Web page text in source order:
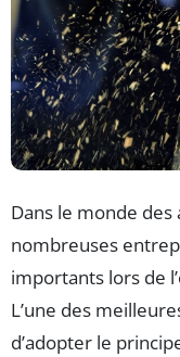
Dans le monde des
nombreuses
importants lors de
L’une des
d’adopter le